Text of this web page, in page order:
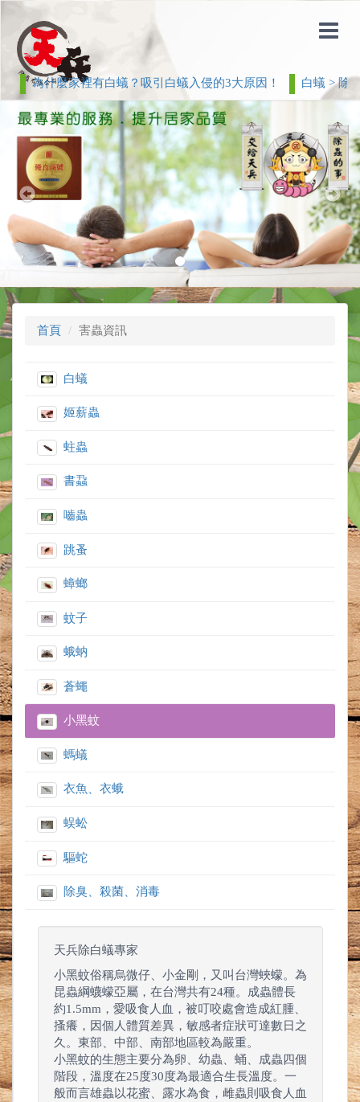
為什麼家裡有白蟻？吸引白蟻入侵的3大原因！ 白蟻 > 除
Previous
首頁 害蟲資訊
白蟻
姬薪蟲
蛀蟲
書蝨
嚙蟲
跳蚤
蟑螂
蚊子
蛾蚋
蒼蠅
小黑蚊
螞蟻
衣魚、衣蛾
蜈蚣
驅蛇
除臭、殺菌、消毒
天兵除白蟻專家
小黑蚊俗稱烏微仔、小金剛，又叫台灣蛺蠓。為
昆蟲綱蠛蠓亞屬，在台灣共有24種。成蟲體長
約1.5mm，愛吸食人血，被叮咬處會造成紅腫、
搔癢，因個人體質差異，敏感者症狀可達數日之
久。東部、中部、南部地區較為嚴重。
小黑蚊的生態主要分為卵、幼蟲、蛹、成蟲四個
階段，溫度在25度30度為最適合生長溫度。一
般而言雄蟲以花蜜、露水為食，雌蟲則吸食人血